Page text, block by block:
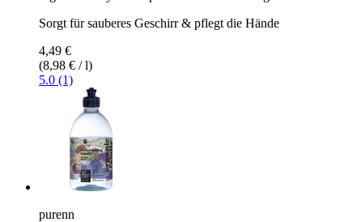
Sorgt für sauberes Geschirr & pflegt die Hände
4,49 €
(8,98 € / l)
5.0 (1)
purenn